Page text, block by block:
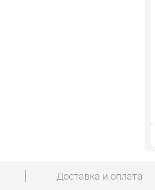
Доставка и оплата